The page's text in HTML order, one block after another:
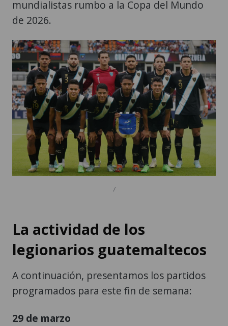
mundialistas rumbo a la Copa del Mundo
de 2026.
/
La actividad de los
legionarios guatemaltecos
A continuación, presentamos los partidos
programados para este fin de semana:
29 de marzo